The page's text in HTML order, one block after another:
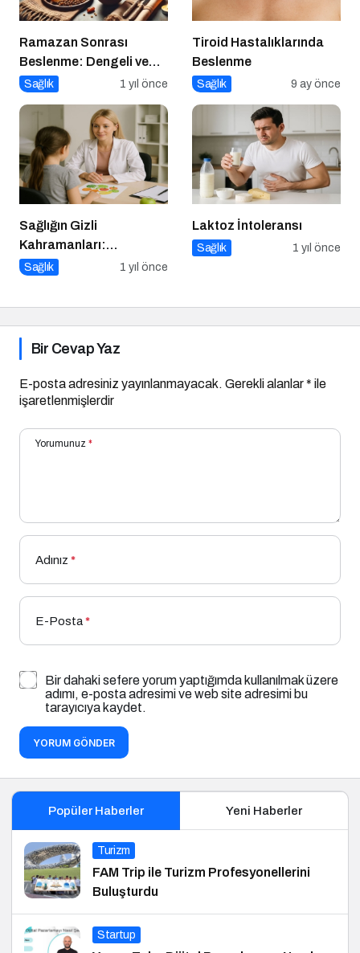
Ramazan Sonrası
Beslenme: Dengeli ve
Sağlıklı Bir Geçiş İçin
Sağlık 1 yıl önce
Tiroid Hastalıklarında
Beslenme
Sağlık 9 ay önce
Sağlığın Gizli
Kahramanları:
Diyetisyenlerimiz
Sağlık 1 yıl önce
Laktoz İntoleransı
Sağlık 1 yıl önce
Bir Cevap Yaz
E-posta adresiniz yayınlanmayacak. Gerekli alanlar* ile
işaretlenmişlerdir
Yorumunuz *
Adınız *
E-Posta*
Bir dahaki sefere yorum yaptığımda kullanılmak üzere
adımı, e-posta adresimi ve web site adresimi bu
tarayıcıya kaydet.
YORUM GÖNDER
Popüler Haberler Yeni Haberler
Turizm
FAM Trip ile Turizm Profesyonellerini
Buluşturdu
Startup